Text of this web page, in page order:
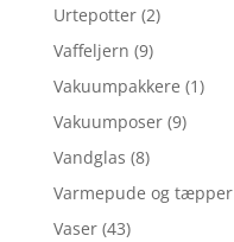
Urtepotter (2)
Vaffeljern (9)
Vakuumpakkere (1)
Vakuumposer (9)
Vandglas (8)
Varmepude og tæpper
Vaser (43)